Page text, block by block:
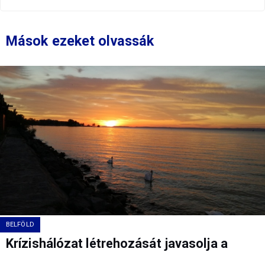
Mások ezeket olvassák
BELFÖLD
Krízishálózat létrehozását javasolja a